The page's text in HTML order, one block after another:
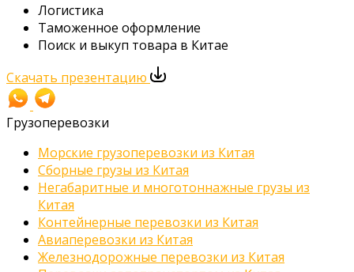
Логистика
Таможенное оформление
Поиск и выкуп товара в Китае
Скачать презентацию
Грузоперевозки
Морские грузоперевозки из Китая
Сборные грузы из Китая
Негабаритные и многотоннажные грузы из
Китая
Контейнерные перевозки из Китая
Авиаперевозки из Китая
Железнодорожные перевозки из Китая